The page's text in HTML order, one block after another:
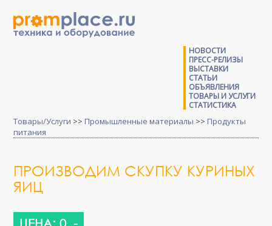
НОВОСТИ
ПРЕСС-РЕЛИЗЫ
ВЫСТАВКИ
СТАТЬИ
ОБЪЯВЛЕНИЯ
ТОВАРЫ И УСЛУГИ
СТАТИСТИКА
Товары/Услуги >> Промышленные материалы >> Продукты
питания
ПРОИЗВОДИМ СКУПКУ КУРИНЫХ
ЯИЦ